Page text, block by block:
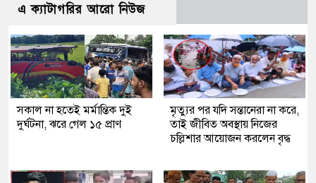
এ ক্যাটাগরির আরো নিউজ
সকাল না হতেই মর্মান্তিক দুই
দুর্ঘটনা, ঝরে গেল ১৫ প্রাণ
মৃত্যুর পর যদি সন্তানেরা না করে,
তাই জীবিত অবস্থায় নিজের
চল্লিশার আয়োজন করলেন বৃদ্ধ